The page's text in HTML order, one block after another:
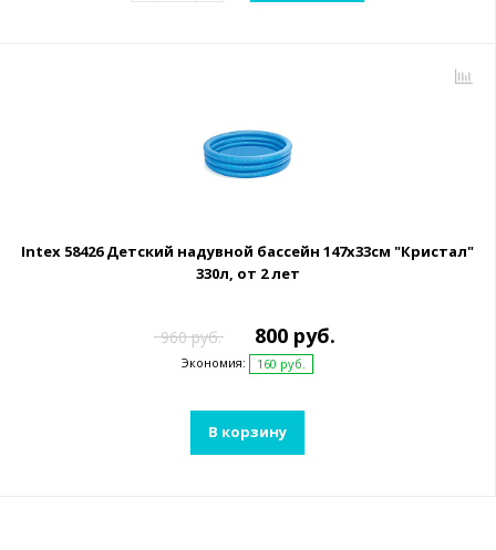
Intex 58426 Детский надувной бассейн 147х33см "Кристал"
330л, от 2 лет
960 руб. 800 руб.
Экономия: 160 руб.
В корзину